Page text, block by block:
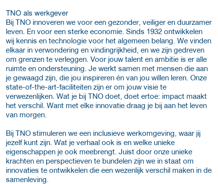
TNO als werkgever
Bij TNO innoveren we voor een gezonder, veiliger en duurzamer
leven. En voor een sterke economie. Sinds 1932 ontwikkelen
wij kennis en technologie voor het algemeen belang. We vinden
elkaar in verwondering en vindingrijkheid, en we zijn gedreven
om grenzen te verleggen. Voor jouw talent en ambitie is er alle
ruimte en ondersteuning. Je werkt samen met mensen die aan
je gewaagd zijn, die jou inspireren én van jou willen leren. Onze
state-of-the-art-faciliteiten zijn er om jouw visie te
verwezenlijken. Wat je bij TNO doet, doet ertoe: impact maakt
het verschil. Want met elke innovatie draag je bij aan het leven
van morgen.
Bij TNO stimuleren we een inclusieve werkomgeving, waar jij
jezelf kunt zijn. Wat je verhaal ook is en welke unieke
eigenschappen je ook meebrengt. Juist door onze unieke
krachten en perspectieven te bundelen zijn we in staat om
innovaties te ontwikkelen die een wezenlijk verschil maken in de
samenleving.